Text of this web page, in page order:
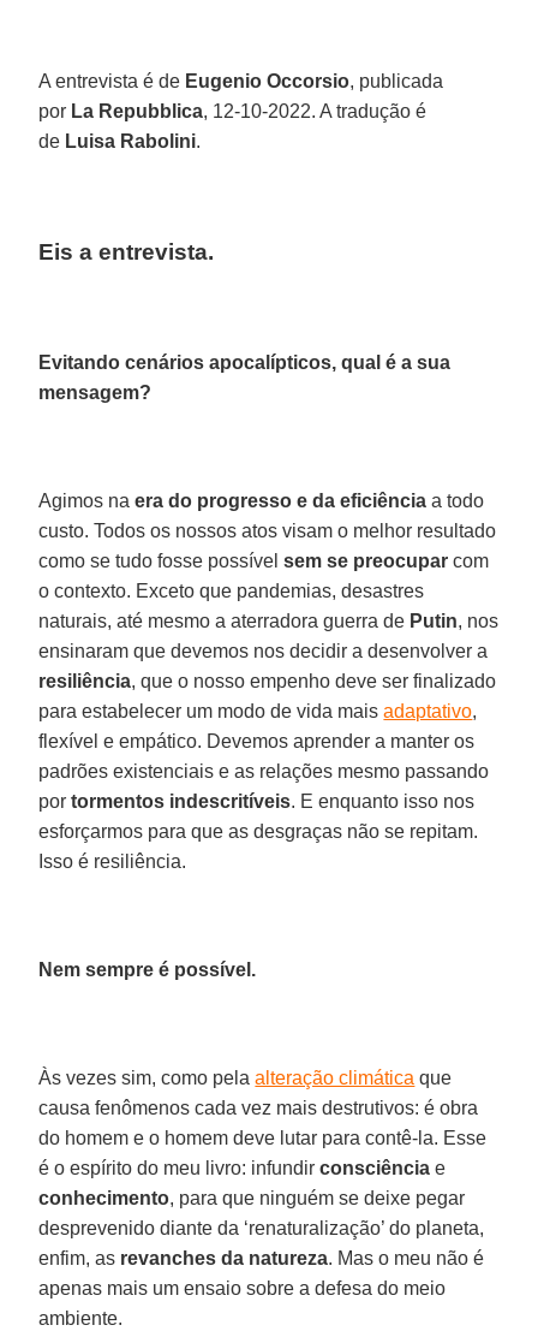
A entrevista é de Eugenio Occorsio, publicada
por La Repubblica, 12-10-2022. A tradução é
de Luisa Rabolini.
Eis a entrevista.
Evitando cenários apocalípticos, qual é a sua
mensagem?
Agimos naera do progresso e da eficiência a todo
custo. Todos os nossos atos visam o melhor resultado
como se tudo fosse possívelsem se preocupar com
o contexto. Exceto que pandemias, desastres
naturais, até mesmo a aterradora guerra de Putin, nos
ensinaram que devemos nos decidir a desenvolver a
resiliência, que o nosso empenho deve ser finalizado
para estabelecer um modo de vida maisadaptativo,
flexível e empático. Devemos aprender a manter os
padrões existenciais e as relações mesmo passando
portormentos indescritíveis. E enquanto isso nos
esforçarmos para que as desgraças não se repitam.
Isso é resiliência.
Nem sempre é possível.
Às vezes sim, como pelaalteração climática que
causa fenômenos cada vez mais destrutivos: é obra
do homem e o homem deve lutar para contê-la. Esse
é o espírito do meu livro: infundirconsciência e
conhecimento, para que ninguém se deixe pegar
desprevenido diante da ‘renaturalização’ do planeta,
enfim, as revanches da natureza. Mas o meu não é
apenas mais um ensaio sobre a defesa do meio
ambiente.